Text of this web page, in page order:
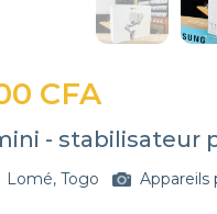
CFA
- stabilisateur
Lomé, Togo Appareils